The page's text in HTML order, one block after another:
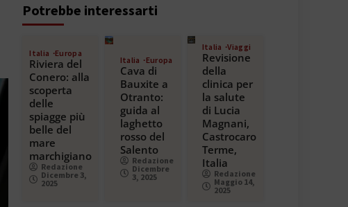
Potrebbe interessarti
Italia Europa
Riviera del
Conero: alla
scoperta
delle
spiagge più
belle del
mare
marchigiano
Redazione
Dicembre 3,
2025
Italia Europa
Cava di
Bauxite a
Otranto:
guida al
laghetto
rosso del
Salento
Redazione
Dicembre
3, 2025
Italia Viaggi
Revisione
della
clinica per
la salute
di Lucia
Magnani,
Castrocaro
Terme,
Italia
Redazione
Maggio 14,
2025